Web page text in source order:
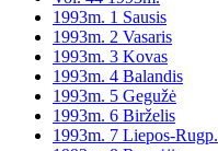
1993m. 1 Sausis
1993m. 2 Vasaris
1993m. 3 Kovas
1993m. 4 Balandis
1993m. 5 Gegužė
1993m. 6 Birželis
1993m. 7 Liepos-Rugp.